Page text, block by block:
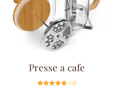
Presse a cafe
(2)